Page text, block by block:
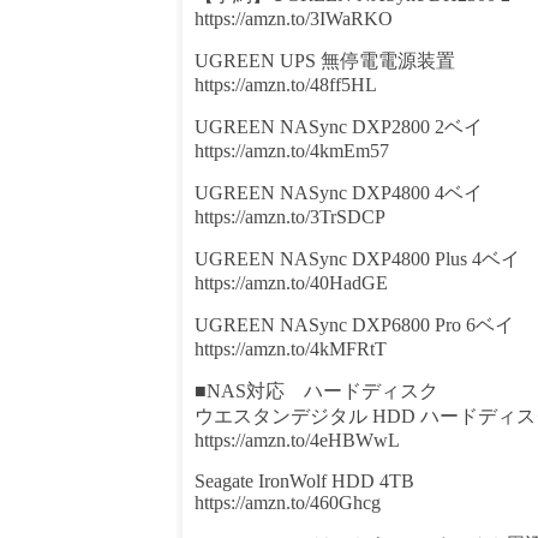
https://amzn.to/3IWaRKO
UGREEN UPS 無停電電源装置
https://amzn.to/48ff5HL
UGREEN NASync DXP2800 2ベイ
https://amzn.to/4kmEm57
UGREEN NASync DXP4800 4ベイ
https://amzn.to/3TrSDCP
UGREEN NASync DXP4800 Plus 4ベイ
https://amzn.to/40HadGE
UGREEN NASync DXP6800 Pro 6ベイ
https://amzn.to/4kMFRtT
■NAS対応 ハードディスク
ウエスタンデジタル HDD ハードディ
https://amzn.to/4eHBWwL
Seagate IronWolf HDD 4TB
https://amzn.to/460Ghcg